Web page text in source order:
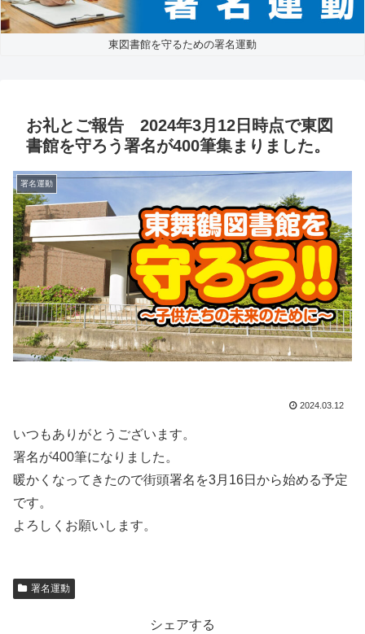
東図書館を守るための署名運動
お礼とご報告 2024年3月12日時点で東図
書館を守ろう署名が400筆集まりました。
署名運動
2024.03.12
いつもありがとうございます。
署名が400筆になりました。
暖かくなってきたので街頭署名を3月16日から始める予定
です。
よろしくお願いします。
署名運動
シェアする